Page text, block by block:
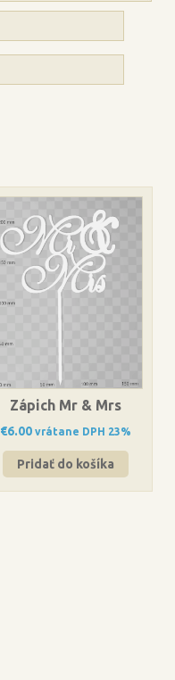
Zápich Mr & Mrs
€6.00 vrátane DPH 23%
Pridať do košíka